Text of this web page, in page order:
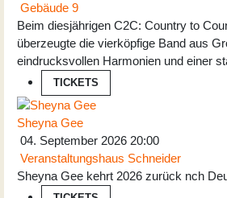
Gebäude 9
Beim diesjährigen C2C: Country to
überzeugte die vierköpfige Band aus
eindrucksvollen Harmonien und einer
TICKETS
Sheyna Gee
04. September 2026 20:00
Veranstaltungshaus Schneider
Sheyna Gee kehrt 2026 zurück nch